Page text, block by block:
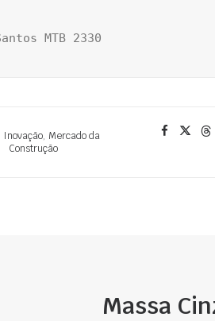
MTB 2330
Inovação, Mercado da
Construção
Massa